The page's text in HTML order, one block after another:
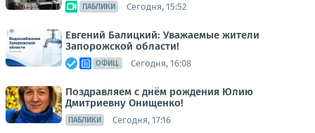
ПАБЛИКИ Сегодня, 15:52
Евгений Балицкий: Уважаемые жители
Запорожской области!
ОФИЦ. Сегодня, 16:08
Поздравляем с днём рождения Юлию
Дмитриевну Онищенко!
ПАБЛИКИ Сегодня, 17:16